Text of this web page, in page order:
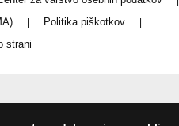
Politika piškotkov
strani